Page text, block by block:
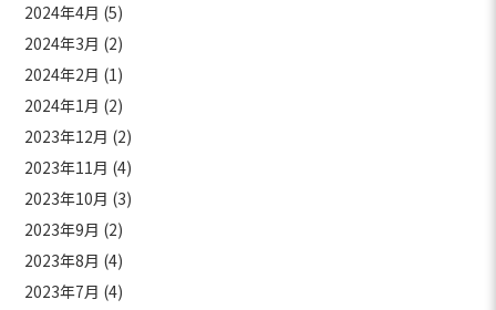
2024年4月 (5)
2024年3月 (2)
2024年2月 (1)
2024年1月 (2)
2023年12月 (2)
2023年11月 (4)
2023年10月 (3)
2023年9月 (2)
2023年8月 (4)
2023年7月 (4)